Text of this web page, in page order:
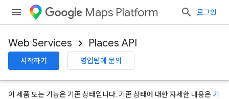
Maps Platform 로그인
Web Services Places API
시작하기 영업팀에 문의
이 제품 또는 기능은 기존 상태입니다. 기존 상태에 대한 자세한 내용은 기